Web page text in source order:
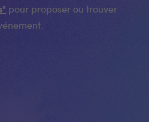
pour proposer ou trouver